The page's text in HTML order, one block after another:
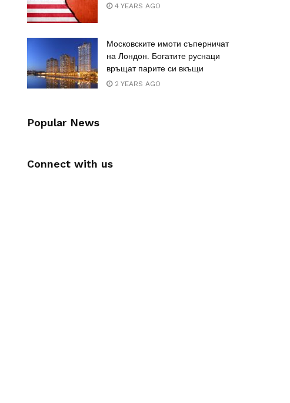
4 YEARS AGO
Московските имоти съперничат
на Лондон. Богатите руснаци
връщат парите си вкъщи
2 YEARS AGO
Popular News
Connect with us